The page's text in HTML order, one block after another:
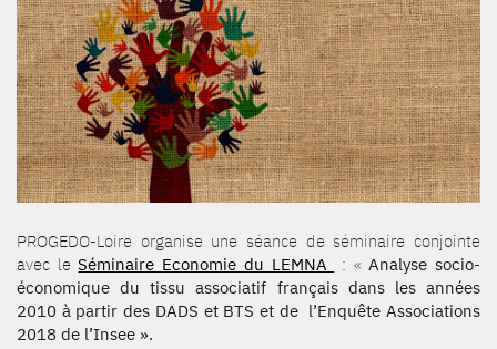
PROGEDO-Loire organise une séance de séminaire conjointe
avec leSéminaire Economie du LEMNA : «Analyse socio-
économique du tissu associatif français dans les années
2010 à partir des DADS et BTS et de l’Enquête Associations
2018 de l’Insee ».